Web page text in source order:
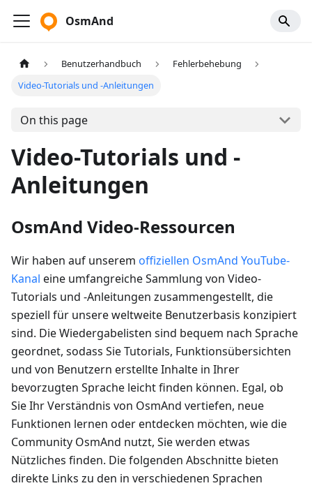
OsmAnd
Benutzerhandbuch
Fehlerbehebung
Video-Tutorials und -Anleitungen
On this page
Video-Tutorials und -
Anleitungen
OsmAnd Video-Ressourcen
Wir haben auf unserem offiziellen OsmAnd YouTube-
Kanal eine umfangreiche Sammlung von Video-
Tutorials und -Anleitungen zusammengestellt, die
speziell für unsere weltweite Benutzerbasis konzipiert
sind. Die Wiedergabelisten sind bequem nach Sprache
geordnet, sodass Sie Tutorials, Funktionsübersichten
und von Benutzern erstellte Inhalte in Ihrer
bevorzugten Sprache leicht finden können. Egal, ob
Sie Ihr Verständnis von OsmAnd vertiefen, neue
Funktionen lernen oder entdecken möchten, wie die
Community OsmAnd nutzt, Sie werden etwas
Nützliches finden. Die folgenden Abschnitte bieten
direkte Links zu den in verschiedenen Sprachen